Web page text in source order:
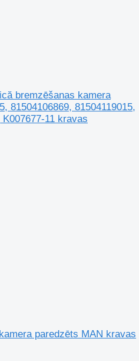
bremzēšanas kamera
81504106869, 81504119015,
11 kravas
paredzēts MAN kravas